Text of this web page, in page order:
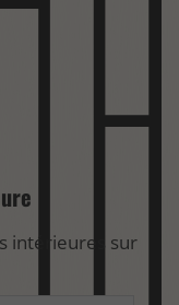
intérieures sur